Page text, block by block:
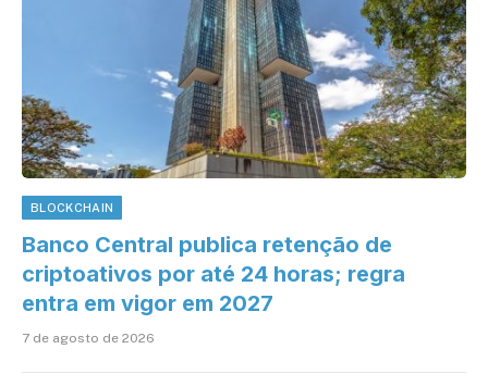
BLOCKCHAIN
Banco Central publica retenção de
criptoativos por até 24 horas; regra
entra em vigor em 2027
7 de agosto de 2026